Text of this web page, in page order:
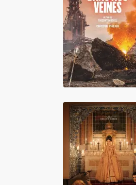
L'acier a coulé
dans nos veines
L'Arbre de la
connaissance